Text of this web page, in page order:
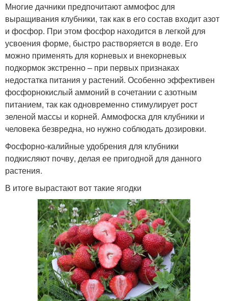
Многие дачники предпочитают аммофос для
выращивания клубники, так как в его состав входит азот
и фосфор. При этом фосфор находится в легкой для
усвоения форме, быстро растворяется в воде. Его
можно применять для корневых и внекорневых
подкормок экстренно – при первых признаках
недостатка питания у растений. Особенно эффективен
фосфорнокислый аммоний в сочетании с азотным
питанием, так как одновременно стимулирует рост
зеленой массы и корней. Аммофоска для клубники и
человека безвредна, но нужно соблюдать дозировки.
Фосфорно-калийные удобрения для клубники
подкисляют почву, делая ее пригодной для данного
растения.
В итоге вырастают вот такие ягодки